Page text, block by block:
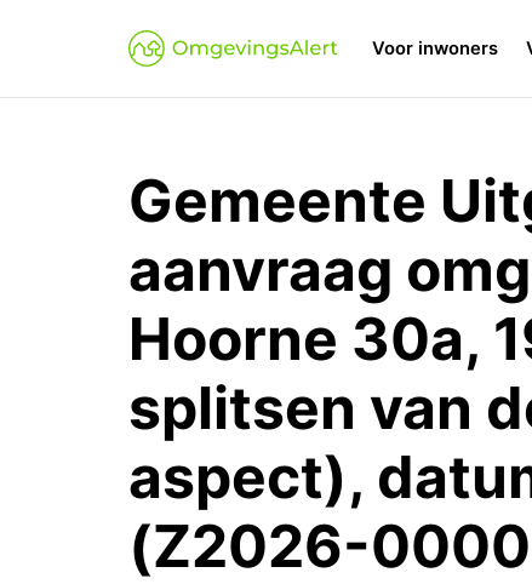
Voor inwoners
Gemeente
aanvraag
Hoorne 30a,
splitsen van
aspect),
(Z2026-